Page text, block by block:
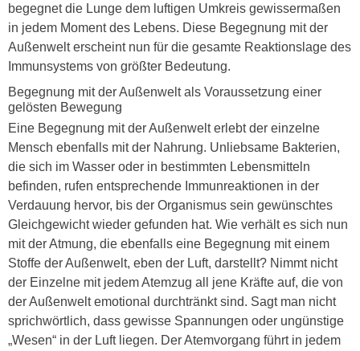
begegnet die Lunge dem luftigen Umkreis gewissermaßen
in jedem Moment des Lebens. Diese Begegnung mit der
Außenwelt erscheint nun für die gesamte Reaktionslage des
Immunsystems von größter Bedeutung.
Begegnung mit der Außenwelt als Voraussetzung einer
gelösten Bewegung
Eine Begegnung mit der Außenwelt erlebt der einzelne
Mensch ebenfalls mit der Nahrung. Unliebsame Bakterien,
die sich im Wasser oder in bestimmten Lebensmitteln
befinden, rufen entsprechende Immunreaktionen in der
Verdauung hervor, bis der Organismus sein gewünschtes
Gleichgewicht wieder gefunden hat. Wie verhält es sich nun
mit der Atmung, die ebenfalls eine Begegnung mit einem
Stoffe der Außenwelt, eben der Luft, darstellt? Nimmt nicht
der Einzelne mit jedem Atemzug all jene Kräfte auf, die von
der Außenwelt emotional durchtränkt sind. Sagt man nicht
sprichwörtlich, dass gewisse Spannungen oder ungünstige
„Wesen“ in der Luft liegen. Der Atemvorgang führt in jedem